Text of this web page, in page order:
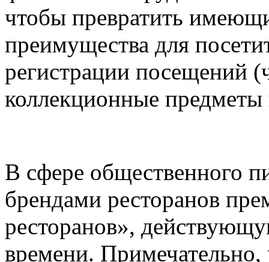
чтобы превратить
преимущества для
регистрации посещений
коллекционные
В сфере общественного
брендами ресторанов
ресторанов»,
времени. Примечательно,